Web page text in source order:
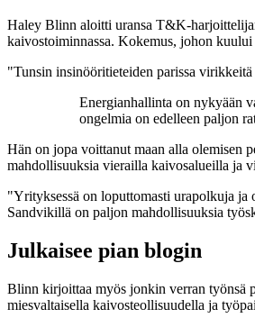
Haley Blinn aloitti uransa T&K-
kaivostoiminnassa. Kokemus, johon
"Tunsin insinööritieteiden parissa
Energianhallinta on nykyään
ongelmia on edelleen paljon
Hän on jopa voittanut maan alla olemisen
mahdollisuuksia vierailla kaivosalueilla ja
"Yrityksessä on loputtomasti urapolkuja ja
Sandvikillä on paljon mahdollisuuksia
Julkaisee pian blogin
Blinn kirjoittaa myös jonkin verran työnsä
miesvaltaisella kaivosteollisuudella ja